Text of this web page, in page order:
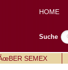
HOME
Suche
SEMEX